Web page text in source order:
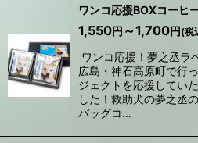
ワンコ応援BOXコーヒ
1,550円 ～1,700円(税
ワンコ応援！夢之丞ラ
広島・神石高原町で行
ジェクトを応援してい
した！救助犬の夢之丞
バッグコ…